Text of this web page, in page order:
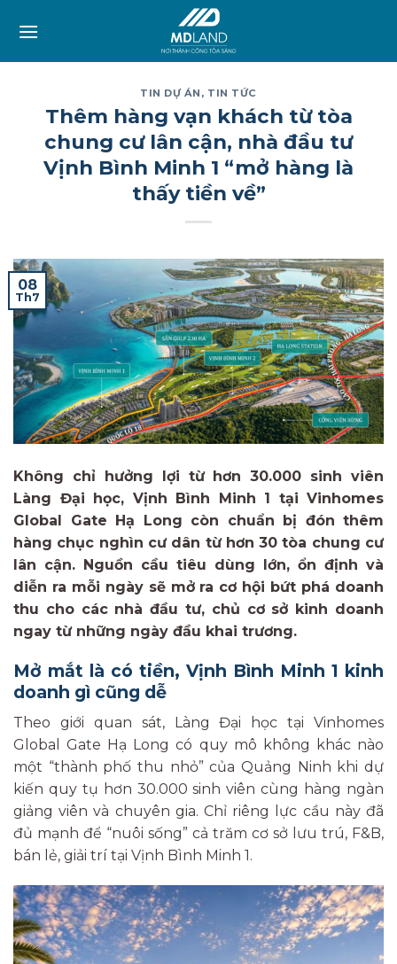
TIN DỰ ÁN , TIN TỨC
Thêm hàng vạn khách từ tòa
chung cư lân cận, nhà đầu tư
Vịnh Bình Minh 1 “mở hàng là
thấy tiền về”
08
Th7
Không chỉ hưởng lợi từ hơn 30.000 sinh viên
Làng Đại học, Vịnh Bình Minh 1 tại Vinhomes
Global Gate Hạ Long còn chuẩn bị đón thêm
hàng chục nghìn cư dân từ hơn 30 tòa chung cư
lân cận. Nguồn cầu tiêu dùng lớn, ổn định và
diễn ra mỗi ngày sẽ mở ra cơ hội bứt phá doanh
thu cho các nhà đầu tư, chủ cơ sở kinh doanh
ngay từ những ngày đầu khai trương.
Mở mắt là có tiền, Vịnh Bình Minh 1 kinh
doanh gì cũng dễ
Theo giới quan sát, Làng Đại học tại Vinhomes
Global Gate Hạ Long có quy mô không khác nào
một “thành phố thu nhỏ” của Quảng Ninh khi dự
kiến quy tụ hơn 30.000 sinh viên cùng hàng ngàn
giảng viên và chuyên gia. Chỉ riêng lực cầu này đã
đủ mạnh để “nuôi sống” cả trăm cơ sở lưu trú, F&B,
bán lẻ, giải trí tại Vịnh Bình Minh 1.